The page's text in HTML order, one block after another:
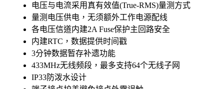
电压与电流采用真有效值(True-RMS)量测方式
量测电压供电，无须额外工作电源配线
各电压信道内建2A Fuse保护主回路安全
内建RTC，数据提供时间戳
3分钟数据暂存补遗功能
433MHz无线频段，最多支持64个无线子网
IP33防泼水设计